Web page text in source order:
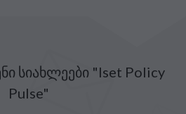
სიახლეები "Iset Policy
Pulse"